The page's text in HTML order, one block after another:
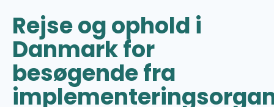
Rejse og ophold i
Danmark for
besøgende fra